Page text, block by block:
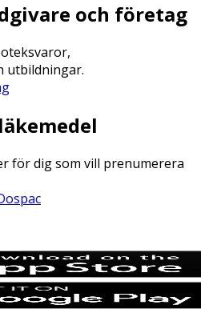
och företag
utbildningar.
för dig som vill prenumerera